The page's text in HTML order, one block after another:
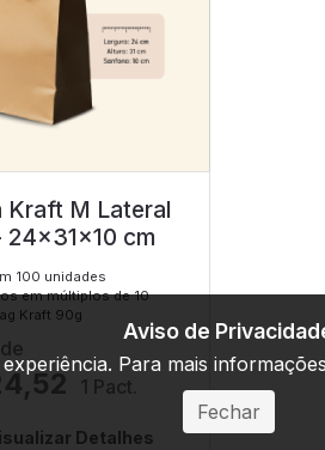
Kraft M Lateral
24x31x10 cm
100 unidades
em múltiplos de 10
Kraft 90g
1 Pact.
Detalhes
Aviso de
Para mais
Fechar